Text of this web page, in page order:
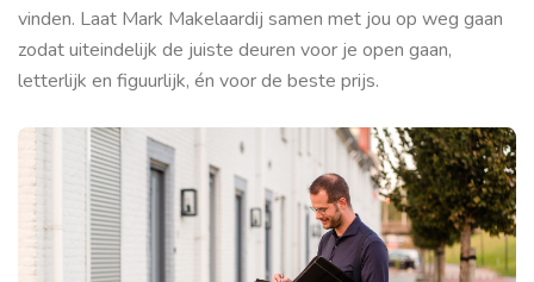
vinden. Laat Mark Makelaardij samen met jou op weg gaan
zodat uiteindelijk de juiste deuren voor je open gaan,
letterlijk en figuurlijk, én voor de beste prijs.